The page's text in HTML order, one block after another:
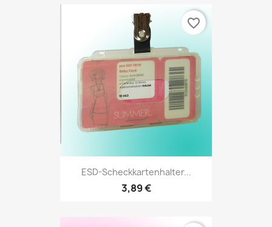
ESD-Scheckkartenhalter...
3,89 €
favorite_border